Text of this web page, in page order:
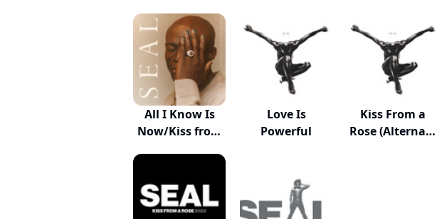
All I Know Is
Now/Kiss from
Love Is
Powerful
Kiss From a
Rose (Alternate